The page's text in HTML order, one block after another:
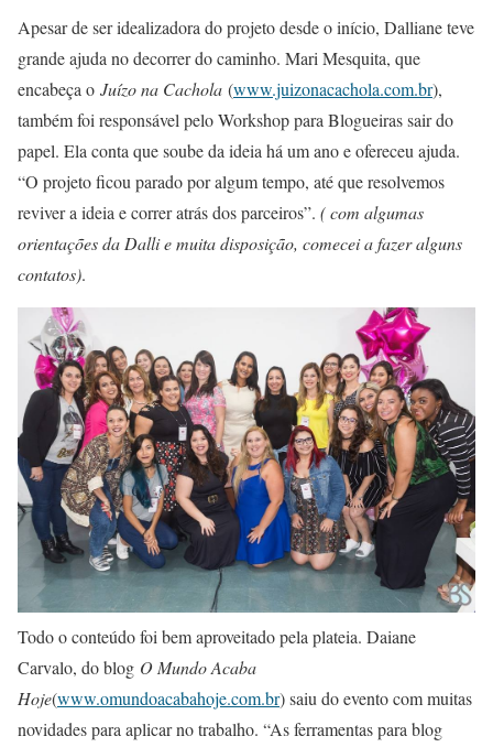
Apesar de ser idealizadora do projeto desde o início, Dalliane teve
grande ajuda no decorrer do caminho. Mari Mesquita, que
encabeça o Juízo na Cachola (www.juizonacachola.com.br),
também foi responsável pelo Workshop para Blogueiras sair do
papel. Ela conta que soube da ideia há um ano e ofereceu ajuda.
“O projeto ficou parado por algum tempo, até que resolvemos
reviver a ideia e correr atrás dos parceiros”. ( com algumas
orientações da Dalli e muita disposição, comecei a fazer alguns
contatos).
Todo o conteúdo foi bem aproveitado pela plateia. Daiane
Carvalo, do blog O Mundo Acaba
Hoje(www.omundoacabahoje.com.br) saiu do evento com muitas
novidades para aplicar no trabalho. “As ferramentas para blog